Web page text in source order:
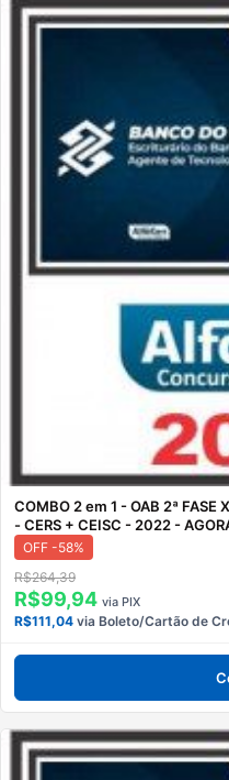
COMBO 2 em 1 - OAB 2ª FASE
- CERS + CEISC - 2022 -
OFF -58%
R$264,39
R$99,94 via PIX
R$111,04 via Boleto/Cartão de